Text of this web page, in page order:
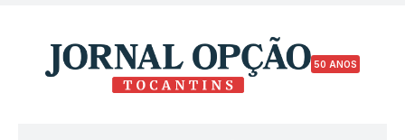
50 ANOS